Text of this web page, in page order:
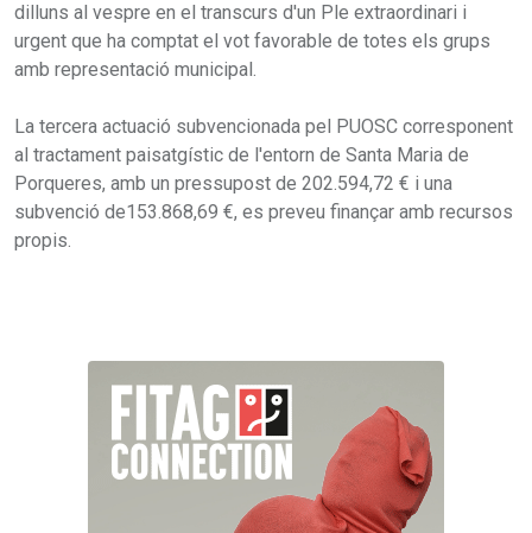
dilluns al vespre en el transcurs d'un Ple extraordinari i
urgent que ha comptat el vot favorable de totes els grups
amb representació municipal.
La tercera actuació subvencionada pel PUOSC corresponent
al tractament paisatgístic de l'entorn de Santa Maria de
Porqueres, amb un pressupost de 202.594,72 € i una
subvenció de153.868,69 €, es preveu finançar amb recursos
propis.